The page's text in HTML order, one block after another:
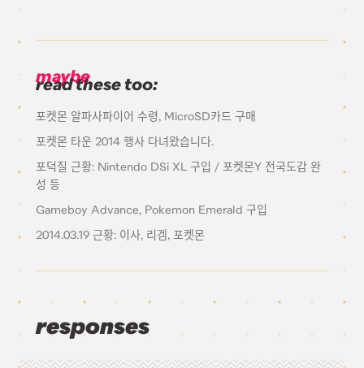
maybe
read these too:
포켓몬 알파사파이어 수령, MicroSD카드 구매
포켓몬 타운 2014 행사 다녀왔습니다.
포덕질 근황: Nintendo DSi XL 구입 / 포켓몬Y 전국도감 완
성 등
Gameboy Advance, Pokemon Emerald 구입
2014.03.19 근황: 이사, 리겜, 포켓몬
responses